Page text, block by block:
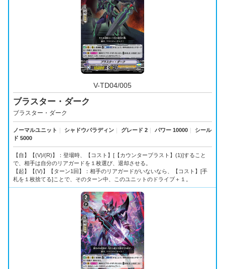
V-TD04/005
ブラスター・ダーク
ブラスター・ダーク
ノーマルユニット ｜ シャドウパラディン ｜ グレード 2 ｜ パワー 10000 ｜
シール
ド 5000
【自】【(V)/(R)】：登場時、【コスト】[【カウンターブラスト】(1)]すること
で、相手は自分のリアガードを１枚選び、退却させる。
【起】【(V)】【ターン1回】：相手のリアガードがいないなら、【コスト】[手
札を１枚捨てる]ことで、そのターン中、このユニットのドライブ＋１。